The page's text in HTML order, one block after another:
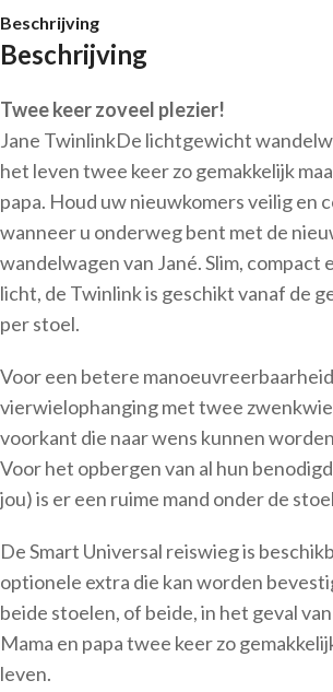
Beschrijving
Beschrijving
Twee keer zoveel plezier!
Jane TwinlinkDe lichtgewicht
het leven twee keer zo gemakkelijk
papa. Houd uw nieuwkomers veilig en
wanneer u onderweg bent met de
wandelwagen van Jané. Slim, compact
licht, de Twinlink is geschikt vanaf de
per stoel.
Voor een betere
vierwielophanging met twee
voorkant die naar wens kunnen
Voor het opbergen van al hun
jou) is er een ruime mand onder de
De Smart Universal reiswieg is
optionele extra die kan worden
beide stoelen, of beide, in het geval
Mama en papa twee keer zo
leven.